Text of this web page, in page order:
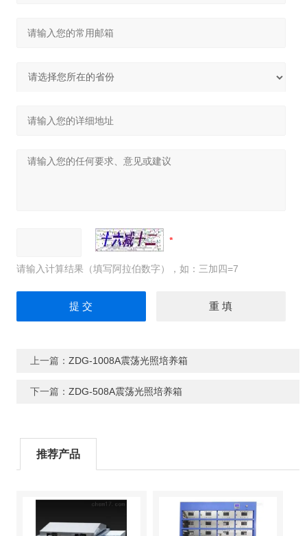
请输入计算结果（填写阿拉伯数字），如：三加四=7
上一篇： ZDG-1008A震荡光照培养箱
下一篇： ZDG-508A震荡光照培养箱
推荐产品